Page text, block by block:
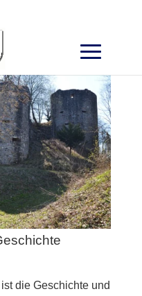
die Geschichte und